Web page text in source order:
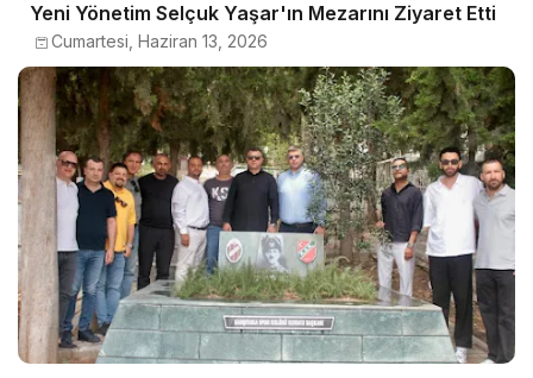
Yeni Yönetim Selçuk Yaşar'ın Mezarını Ziyaret Etti
Cumartesi, Haziran 13, 2026